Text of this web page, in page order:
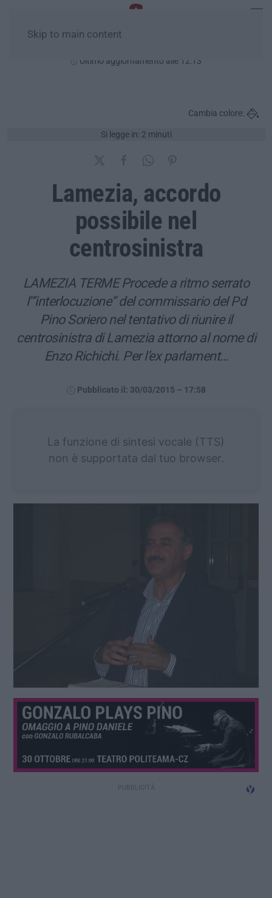
Skip to main content
Ultimo aggiornamento alle 12:13
Si legge in: 2 minuti
Cambia colore:
Lamezia, accordo
possibile nel
centrosinistra
LAMEZIA TERME Procede a ritmo serrato
l'”interlocuzione” del commissario del Pd
Pino Soriero nel tentativo di riunire il
centrosinistra di Lamezia attorno al nome di
Enzo Richichi. Per l’ex parlament…
Pubblicato il: 30/03/2015 – 17:58
La funzione di sintesi vocale (TTS)
non è supportata dal tuo browser.